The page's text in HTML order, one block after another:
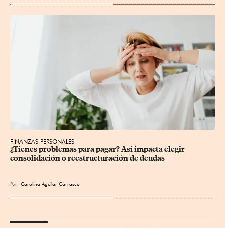
FINANZAS PERSONALES
¿Tienes problemas para pagar? Así impacta elegir
consolidación o reestructuración de deudas
Por Carolina Aguilar Carrasco